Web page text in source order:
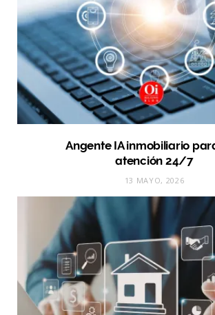
Angente IA inmobiliario
atención 24/7
13 MAYO, 2026